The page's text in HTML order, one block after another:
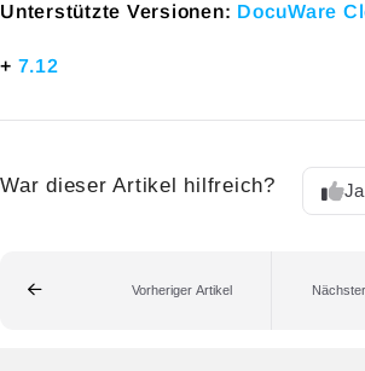
Unterstützte Versionen: DocuWare
+ 7.12
War dieser Artikel hilfreich? Ja
Vorheriger Artikel